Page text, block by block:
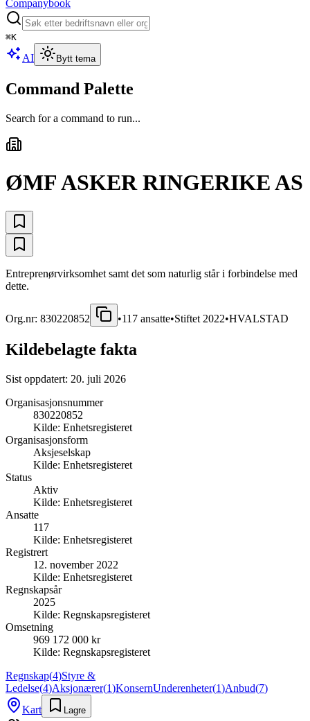
Companybook
⌘K
AI Bytt tema
Command Palette
Search for a command to run...
ØMF ASKER RINGERIKE AS
Entreprenørvirksomhet samt det som naturlig står i forbindelse med
dette.
Org.nr: 830220852 •117 ansatte•Stiftet 2022•HVALSTAD
Kildebelagte fakta
Sist oppdatert: 20. juli 2026
Organisasjonsnummer
830220852
Kilde: Enhetsregisteret
Organisasjonsform
Aksjeselskap
Kilde: Enhetsregisteret
Status
Aktiv
Kilde: Enhetsregisteret
Ansatte
117
Kilde: Enhetsregisteret
Registrert
12. november 2022
Kilde: Enhetsregisteret
Regnskapsår
2025
Kilde: Regnskapsregisteret
Omsetning
969 172 000 kr
Kilde: Regnskapsregisteret
Regnskap(4)Styre &
Ledelse(4)Aksjonærer(1)KonsernUnderenheter(1)Anbud(7)
Kart
Lagre